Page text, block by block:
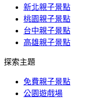
新北親子景點
桃園親子景點
台中親子景點
高雄親子景點
探索主題
免費親子景點
公園遊戲場